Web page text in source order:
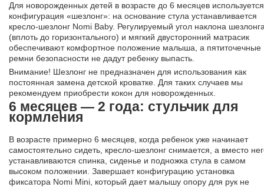
Для новорожденных детей в возрасте до 6 месяцев используется
конфигурация «шезлонг»: на основание стула устанавливается
кресло-шезлонг Nomi Baby. Регулируемый угол наклона
(вплоть до горизонтального) и мягкий двусторонний матрасик
обеспечивают комфортное положение малыша, а пятиточечные
ремни безопасности не дадут ребенку выпасть.
Внимание! Шезлонг не предназначен для использования как
постоянная замена детской кроватке. Для таких случаев мы
рекомендуем приобрести кокон для новорожденных.
6 месяцев — 2 года: стульчик для
кормления
В возрасте примерно 6 месяцев, когда ребенок уже начинает
самостоятельно сидеть, кресло-шезлонг снимается, а вместо
устанавливаются спинка, сиденье и подножка стула в самом
высоком положении. Завершает конфигурацию установка
фиксатора Nomi Mini, который дает малышу опору для рук не